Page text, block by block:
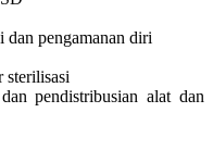
dan pengamanan diri
sterilisasi
pendistribusian alat dan